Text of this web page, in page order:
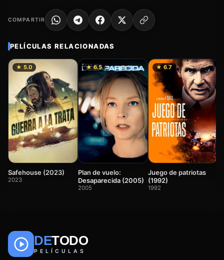
COMPARTIR
PELÍCULAS RELACIONADAS
★ 5.0
Safehouse (2023)
2023
★ 6.5
Plan de vuelo:
Desaparecida (2005)
2005
★ 6.7
Juego de patriotas
(1992)
1992
DETODO
PELÍCULAS
🎬
Películas